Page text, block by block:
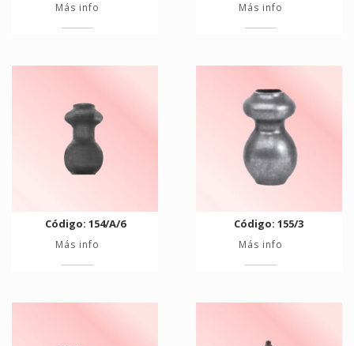
Más info Más info
Código: 154/A/6
Más info
Código: 155/3
Más info